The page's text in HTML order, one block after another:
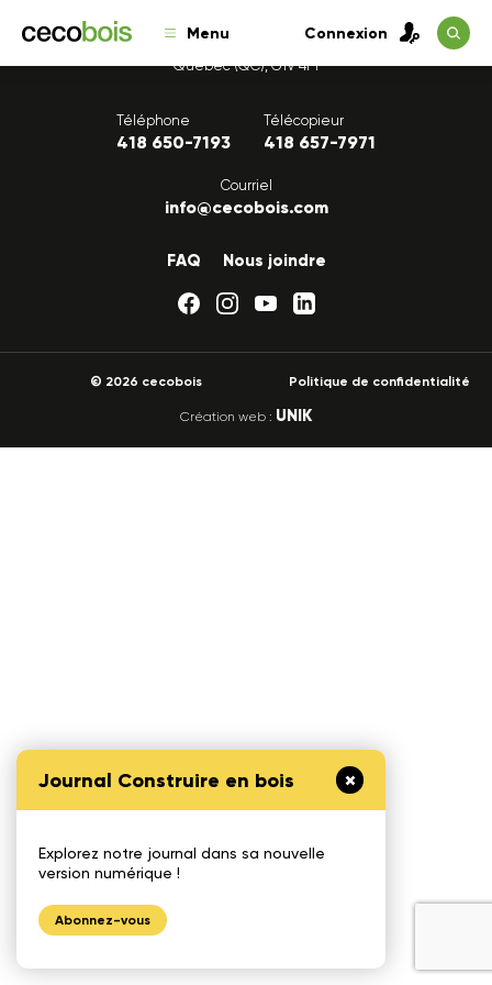
Menu Connexion
Journal Construire en bois
Explorez notre journal dans sa nouvelle
version numérique !
Abonnez-vous
1175, avenue Lavigerie, Bureau 200
Québec (QC), G1V 4P1
Téléphone
418 650-7193
Télécopieur
418 657-7971
Courriel
info@cecobois.com
FAQ Nous joindre
© 2026 cecobois Politique de confidentialité
Création web : UNIK